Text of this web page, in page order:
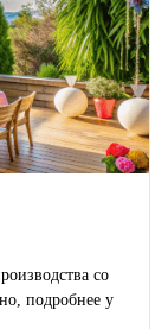
со
подробнее у